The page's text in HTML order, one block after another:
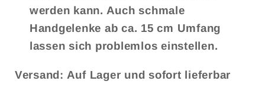
werden kann. Auch schmale
Handgelenke ab ca. 15 cm Umfang
lassen sich problemlos einstellen.
Versand: Auf Lager und sofort lieferbar